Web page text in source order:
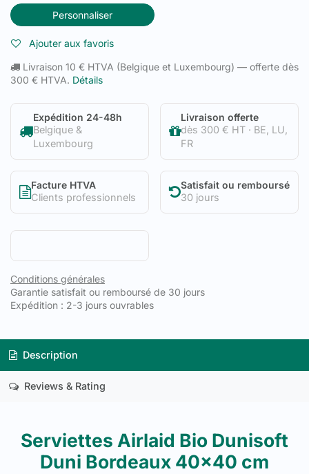
Personnaliser
Ajouter aux favoris
Livraison 10 € HTVA (Belgique et Luxembourg) — offerte dès
300 € HTVA. Détails
Expédition 24-48h
Belgique &
Luxembourg
Livraison offerte
dès 300 € HT · BE, LU,
FR
Facture HTVA
Clients professionnels
Satisfait ou remboursé
30 jours
Conditions générales
Garantie satisfait ou remboursé de 30 jours
Expédition : 2-3 jours ouvrables
Description
Reviews & Rating
Serviettes Airlaid Bio Dunisoft
Duni Bordeaux 40x40 cm